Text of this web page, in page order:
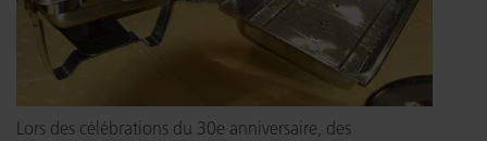
Lors des célébrations du 30e anniversaire, des